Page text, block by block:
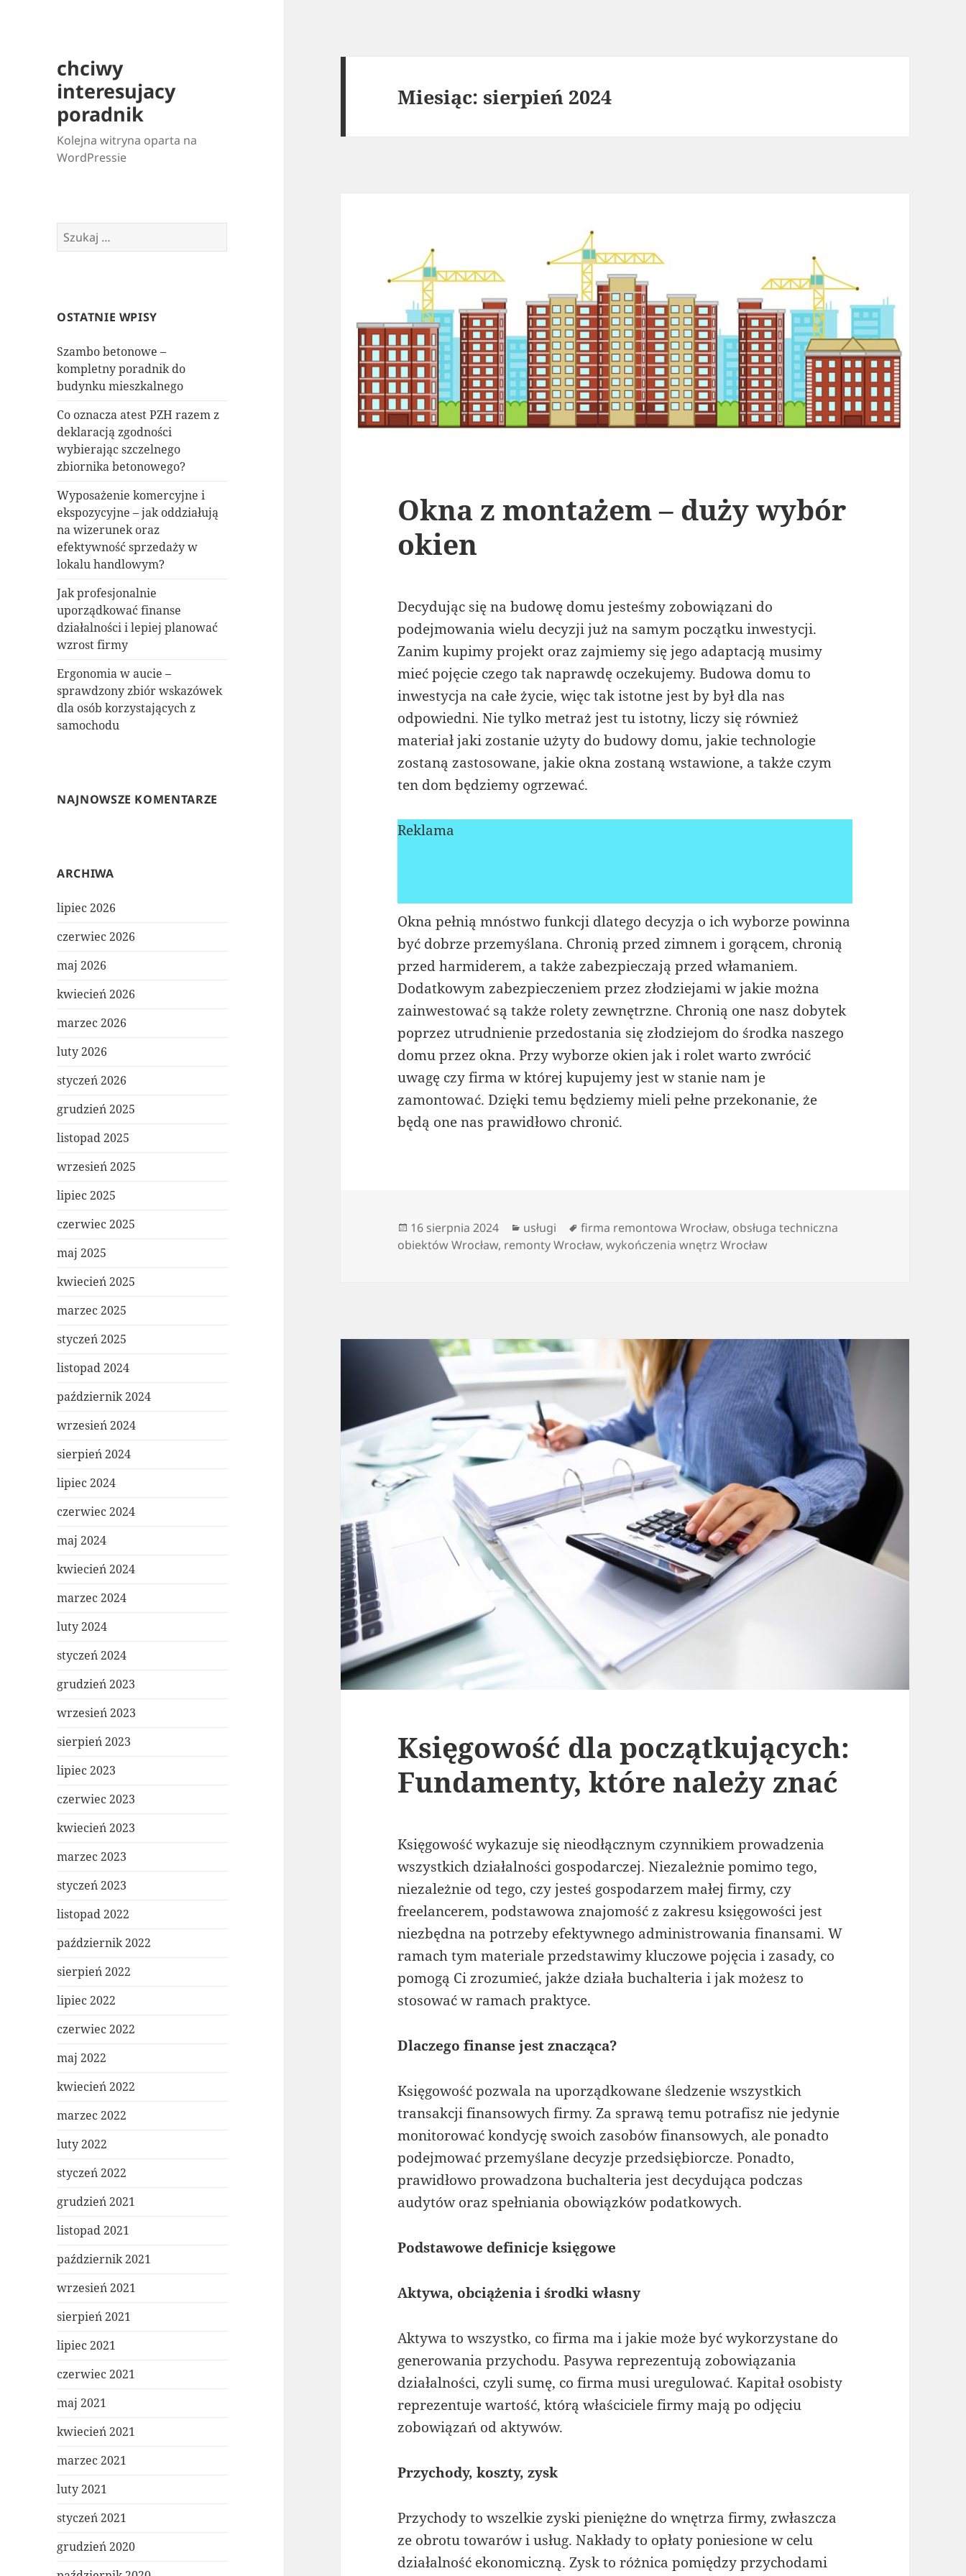
chciwy
interesujacy
poradnik
Kolejna witryna oparta na
WordPressie
Szukaj:
OSTATNIE WPISY
Szambo betonowe –
kompletny poradnik do
budynku mieszkalnego
Co oznacza atest PZH razem z
deklaracją zgodności
wybierając szczelnego
zbiornika betonowego?
Wyposażenie komercyjne i
ekspozycyjne – jak oddziałują
na wizerunek oraz
efektywność sprzedaży w
lokalu handlowym?
Jak profesjonalnie
uporządkować finanse
działalności i lepiej planować
wzrost firmy
Ergonomia w aucie –
sprawdzony zbiór wskazówek
dla osób korzystających z
samochodu
NAJNOWSZE KOMENTARZE
ARCHIWA
lipiec 2026
czerwiec 2026
maj 2026
kwiecień 2026
marzec 2026
luty 2026
styczeń 2026
grudzień 2025
listopad 2025
wrzesień 2025
lipiec 2025
czerwiec 2025
maj 2025
kwiecień 2025
marzec 2025
styczeń 2025
listopad 2024
październik 2024
wrzesień 2024
sierpień 2024
lipiec 2024
czerwiec 2024
maj 2024
kwiecień 2024
marzec 2024
luty 2024
styczeń 2024
grudzień 2023
wrzesień 2023
sierpień 2023
lipiec 2023
czerwiec 2023
kwiecień 2023
marzec 2023
styczeń 2023
listopad 2022
październik 2022
sierpień 2022
lipiec 2022
czerwiec 2022
maj 2022
kwiecień 2022
marzec 2022
luty 2022
styczeń 2022
grudzień 2021
listopad 2021
październik 2021
wrzesień 2021
sierpień 2021
lipiec 2021
czerwiec 2021
maj 2021
kwiecień 2021
marzec 2021
luty 2021
styczeń 2021
grudzień 2020
Miesiąc:sierpień 2024
Okna z montażem – duży wybór
okien
Decydując się na budowę domu jesteśmy zobowiązani do
podejmowania wielu decyzji już na samym początku inwestycji.
Zanim kupimy projekt oraz zajmiemy się jego adaptacją musimy
mieć pojęcie czego tak naprawdę oczekujemy. Budowa domu to
inwestycja na całe życie, więc tak istotne jest by był dla nas
odpowiedni. Nie tylko metraż jest tu istotny, liczy się również
materiał jaki zostanie użyty do budowy domu, jakie technologie
zostaną zastosowane, jakie okna zostaną wstawione, a także czym
ten dom będziemy ogrzewać.
Reklama
Okna pełnią mnóstwo funkcji dlatego decyzja o ich wyborze powinna
być dobrze przemyślana. Chronią przed zimnem i gorącem, chronią
przed harmiderem, a także zabezpieczają przed włamaniem.
Dodatkowym zabezpieczeniem przez złodziejami w jakie można
zainwestować są także rolety zewnętrzne. Chronią one nasz dobytek
poprzez utrudnienie przedostania się złodziejom do środka naszego
domu przez okna. Przy wyborze okien jak i rolet warto zwrócić
uwagę czy firma w której kupujemy jest w stanie nam je
zamontować. Dzięki temu będziemy mieli pełne przekonanie, że
będą one nas prawidłowo chronić.
Data
publikacji
16 sierpnia 2024 Kategorie
usługi Tagi
firma remontowa Wrocław, obsługa techniczna
obiektów Wrocław, remonty Wrocław,wykończenia wnętrz Wrocław
Księgowość dla początkujących:
Fundamenty, które należy znać
Księgowość wykazuje się nieodłącznym czynnikiem prowadzenia
wszystkich działalności gospodarczej. Niezależnie pomimo tego,
niezależnie od tego, czy jesteś gospodarzem małej firmy, czy
freelancerem, podstawowa znajomość z zakresu księgowości jest
niezbędna na potrzeby efektywnego administrowania finansami. W
ramach tym materiale przedstawimy kluczowe pojęcia i zasady, co
pomogą Ci zrozumieć, jakże działa buchalteria i jak możesz to
stosować w ramach praktyce.
Dlaczego finanse jest znacząca?
Księgowość pozwala na uporządkowane śledzenie wszystkich
transakcji finansowych firmy. Za sprawą temu potrafisz nie jedynie
monitorować kondycję swoich zasobów finansowych, ale ponadto
podejmować przemyślane decyzje przedsiębiorcze. Ponadto,
prawidłowo prowadzona buchalteria jest decydująca podczas
audytów oraz spełniania obowiązków podatkowych.
Podstawowe definicje księgowe
Aktywa, obciążenia i środki własny
Aktywa to wszystko, co firma ma i jakie może być wykorzystane do
generowania przychodu. Pasywa reprezentują zobowiązania
działalności, czyli sumę, co firma musi uregulować. Kapitał osobisty
reprezentuje wartość, którą właściciele firmy mają po odjęciu
zobowiązań od aktywów.
Przychody, koszty, zysk
Przychody to wszelkie zyski pieniężne do wnętrza firmy, zwłaszcza
ze obrotu towarów i usług. Nakłady to opłaty poniesione w celu
działalność ekonomiczną. Zysk to różnica pomiędzy przychodami